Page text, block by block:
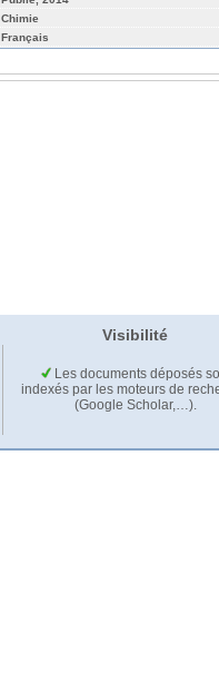
Chimie
Français
Visibilité
Les documents déposés
indexés par les moteurs de
(Google Scholar,…).